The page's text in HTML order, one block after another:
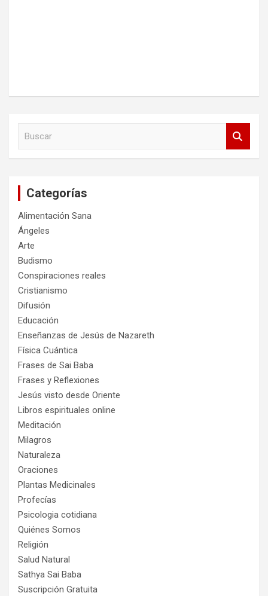
Categorías
Alimentación Sana
Ángeles
Arte
Budismo
Conspiraciones reales
Cristianismo
Difusión
Educación
Enseñanzas de Jesús de Nazareth
Física Cuántica
Frases de Sai Baba
Frases y Reflexiones
Jesús visto desde Oriente
Libros espirituales online
Meditación
Milagros
Naturaleza
Oraciones
Plantas Medicinales
Profecías
Psicologia cotidiana
Quiénes Somos
Religión
Salud Natural
Sathya Sai Baba
Suscripción Gratuita